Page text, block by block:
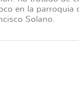
en la parroquia
Solano.